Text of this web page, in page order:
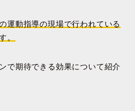
運動指導の現場で行われている
。
で期待できる効果について紹介